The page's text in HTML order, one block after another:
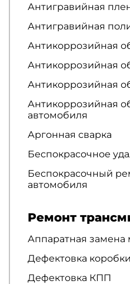
Антигравийная
Антигравийная
Антикоррозийная
Антикоррозийная
Антикоррозийная
Антикоррозийная
автомобиля
Аргонная сварка
Беспокрасочное
Беспокрасочный
автомобиля
Ремонт
Аппаратная
Дефектовка
Дефектовка КПП